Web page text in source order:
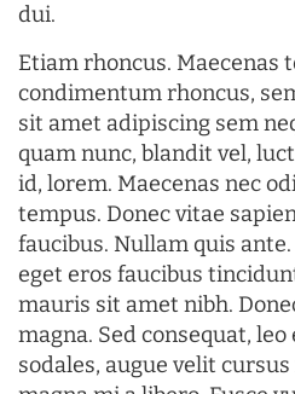
dui.
Etiam rhoncus. Maecenas
condimentum rhoncus,
sit amet adipiscing sem
quam nunc, blandit vel,
id, lorem. Maecenas nec
tempus. Donec vitae
faucibus. Nullam quis
eget eros faucibus
mauris sit amet nibh.
magna. Sed consequat,
sodales, augue velit